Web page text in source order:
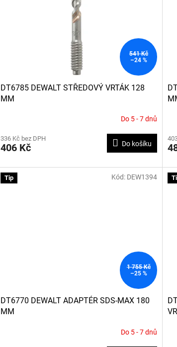
541 Kč
–24 %
DT6785 DEWALT STŘEDOVÝ VRTÁK 128
MM
Do 5 - 7 dnů
336 Kč bez DPH
406 Kč Do košíku
je
z
Tip
1 755 Kč
–25 %
DT6770 DEWALT ADAPTÉR SDS-MAX 180
MM
Do 5 - 7 dnů
Kód: DEW1394